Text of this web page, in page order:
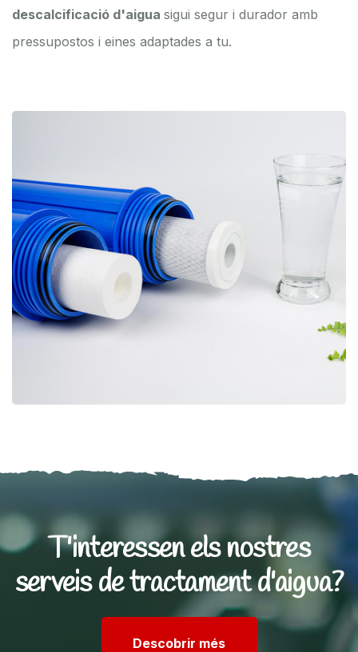
descalcificació d'aigua sigui segur i durador amb
pressupostos i eines adaptades a tu.
T'interessen els nostres
serveis de tractament d'aigua?
Descobrir més